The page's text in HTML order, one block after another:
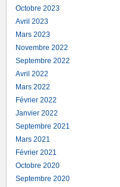
Octobre 2023
Avril 2023
Mars 2023
Novembre 2022
Septembre 2022
Avril 2022
Mars 2022
Février 2022
Janvier 2022
Septembre 2021
Mars 2021
Février 2021
Octobre 2020
Septembre 2020